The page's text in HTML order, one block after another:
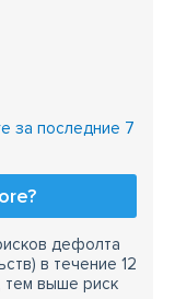
за последние 7
дефолта
в течение 12
выше риск